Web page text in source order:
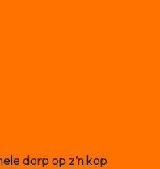
dorp op z’n kop